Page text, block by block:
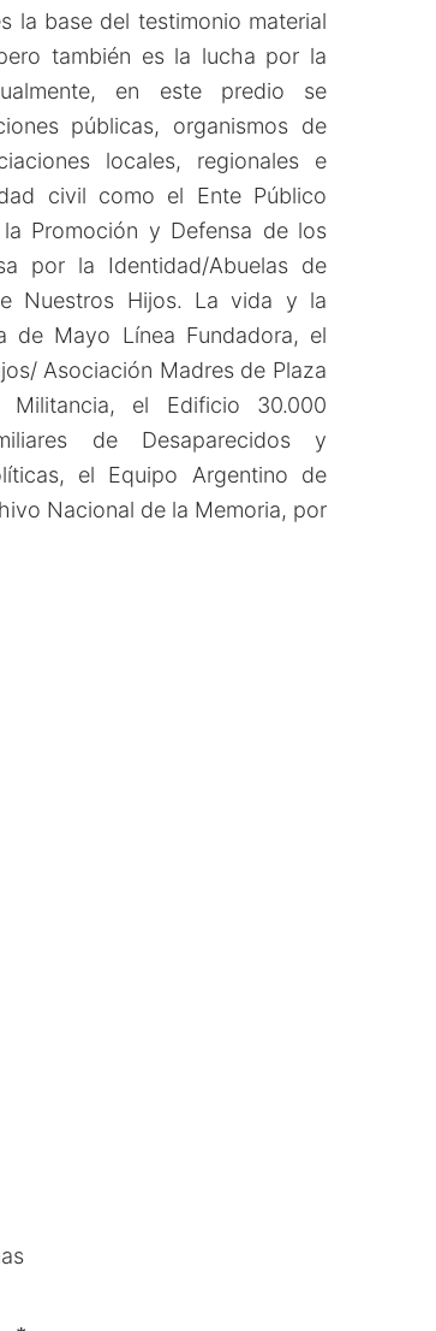
la base del testimonio material
también es la lucha por la
en este predio se
públicas, organismos de
locales, regionales e
civil como el Ente Público
Promoción y Defensa de los
por la Identidad/Abuelas de
Nuestros Hijos. La vida y la
de Mayo Línea Fundadora, el
Asociación Madres de Plaza
el Edificio 30.000
de Desaparecidos y
el Equipo Argentino de
Nacional de la Memoria, por